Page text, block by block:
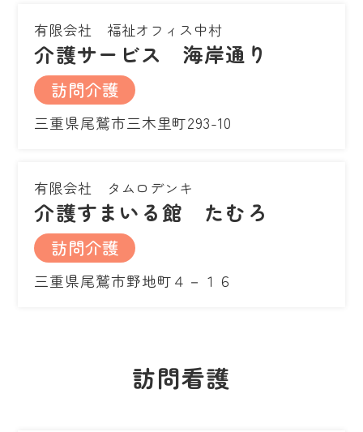
有限会社 福祉オフィス中村
介護サービス 海岸通り
訪問介護
三重県尾鷲市三木里町293-10
有限会社 タムロデンキ
介護すまいる館 たむろ
訪問介護
三重県尾鷲市野地町４－１６
訪問看護